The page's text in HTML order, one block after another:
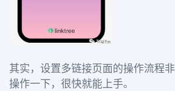
其实，设置多链接页面的操作流程
操作一下，很快就能上手。